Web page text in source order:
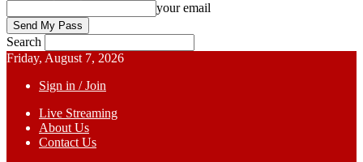
your email
Search
Friday, August 7, 2026
Sign in / Join
Live Streaming
About Us
Contact Us